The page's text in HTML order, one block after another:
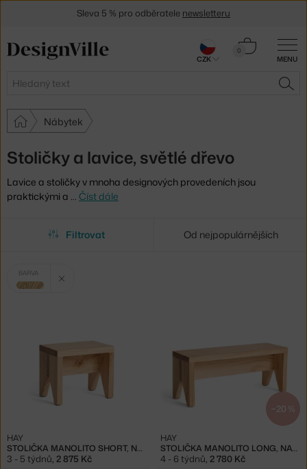
MENU
Hledat
0
Košík
Nábytek
Stoličky a lavice, světlé dřevo
Lavice a stoličky v mnoha designových provedeních jsou
praktickými a … Číst dále
Filtrovat Od nejpopulárnějších
Vybrané
filtry:
BARVA
světlé dřevo
STOLIČKA MANOLITO SHORT, NATURAL
HAY
3 - 5 týdnů 2 875 Kč
−20 %
STOLIČKA MANOLITO LONG, NATURAL
HAY
4 - 6 týdnů 2 780 Kč
Sleva 5 % pro odběratele newsletteru
CZK